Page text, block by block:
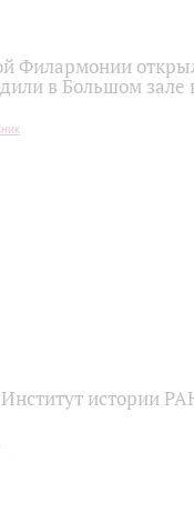
Филармонии
в Большом зале
истории